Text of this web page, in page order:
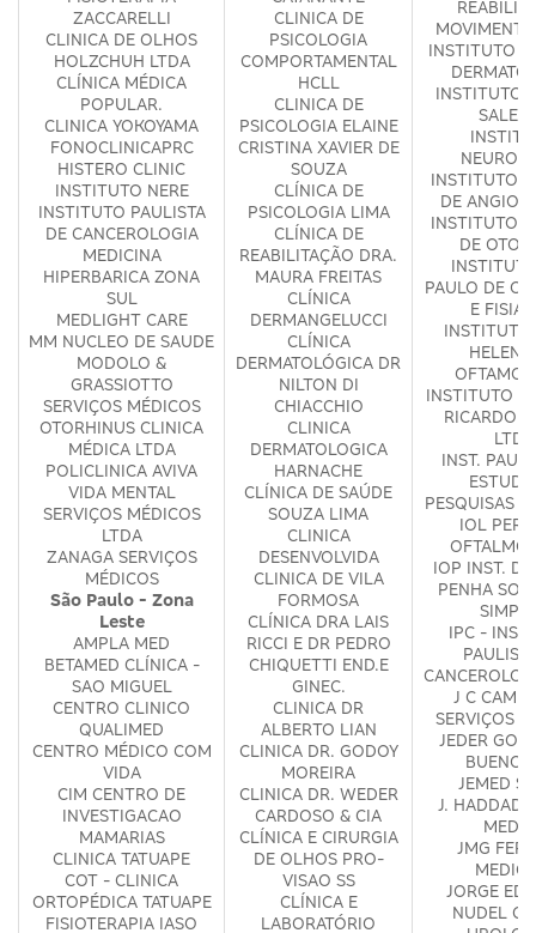
ZACCARELLI
CLINICA DE OLHOS
HOLZCHUH LTDA
CLÍNICA MÉDICA
POPULAR.
CLINICA YOKOYAMA
FONOCLINICAPRC
HISTERO CLINIC
INSTITUTO NERE
INSTITUTO PAULISTA
DE CANCEROLOGIA
MEDICINA
HIPERBARICA ZONA
SUL
MEDLIGHT CARE
MM NUCLEO DE SAUDE
MODOLO &
GRASSIOTTO
SERVIÇOS MÉDICOS
OTORHINUS CLINICA
MÉDICA LTDA
POLICLINICA AVIVA
VIDA MENTAL
SERVIÇOS MÉDICOS
LTDA
ZANAGA SERVIÇOS
MÉDICOS
São Paulo - Zona
Leste
AMPLA MED
BETAMED CLÍNICA -
SAO MIGUEL
CENTRO CLINICO
QUALIMED
CENTRO MÉDICO COM
VIDA
CIM CENTRO DE
INVESTIGACAO
MAMARIAS
CLINICA TATUAPE
COT - CLINICA
ORTOPÉDICA TATUAPE
FISIOTERAPIA IASO
CLINICA DE
PSICOLOGIA
COMPORTAMENTAL
HCLL
CLINICA DE
PSICOLOGIA ELAINE
CRISTINA XAVIER DE
SOUZA
CLÍNICA DE
PSICOLOGIA LIMA
CLÍNICA DE
REABILITAÇÃO DRA.
MAURA FREITAS
CLÍNICA
DERMANGELUCCI
CLÍNICA
DERMATOLÓGICA DR
NILTON DI
CHIACCHIO
CLINICA
DERMATOLOGICA
HARNACHE
CLÍNICA DE SAÚDE
SOUZA LIMA
CLINICA
DESENVOLVIDA
CLINICA DE VILA
FORMOSA
CLÍNICA DRA LAIS
RICCI E DR PEDRO
CHIQUETTI END.E
GINEC.
CLINICA DR
ALBERTO LIAN
CLINICA DR. GODOY
MOREIRA
CLINICA DR. WEDER
CARDOSO & CIA
CLÍNICA E CIRURGIA
DE OLHOS PRO-
VISAO SS
CLÍNICA E
LABORATÓRIO
INSTITUTO
INSTITUTO
INSTITUTO
DE
INSTITUTO
DE
PAULO DE
E
INSTITUTO
INSTITUTO
RICARDO
LTDA
INST.
PESQUISAS
IOL
IOP INST.
PENHA
IPC -
J C
SERVIÇOS
JEDER
BUENO
JEMED
J. HADDAD
JMG
JORGE
NUDEL